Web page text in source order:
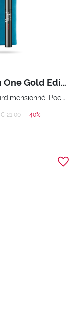
Kit Vamp! All In One Gold Edition
Mascara volume surdimensionné. Pochette essentielle
Price reduced from
€ 21,00to -40%